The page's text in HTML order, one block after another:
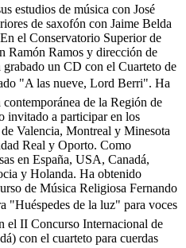
estudios de música con José
de saxofón con Jaime Belda
el Conservatorio Superior de
Ramón Ramos y dirección de
un CD con el Cuarteto de
"A las nueve, Lord Berri". Ha
de la Región de
a participar en los
Valencia, Montreal y Minesota
Real y Oporto. Como
en España, USA, Canadá,
y Holanda. Ha obtenido
de Música Religiosa Fernando
de la luz" para voces
el II Concurso Internacional de
con el cuarteto para cuerdas